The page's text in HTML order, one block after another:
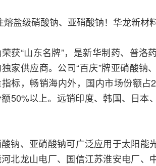
获“山东名牌”，是新华制药、普洛
家供应商。公司“百庆”牌亚硝酸
标，畅销海内外，国内市场份额
50%以上。远销印度、韩国、日本
钠、亚硝酸钠可广泛应用于太阳能
北龙山电厂、国信江苏淮安电厂、